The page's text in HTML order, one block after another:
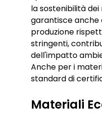
la sostenibilità
garantisce
produzione
stringenti,
dell'impatto
Anche per i
standard di
Materiali